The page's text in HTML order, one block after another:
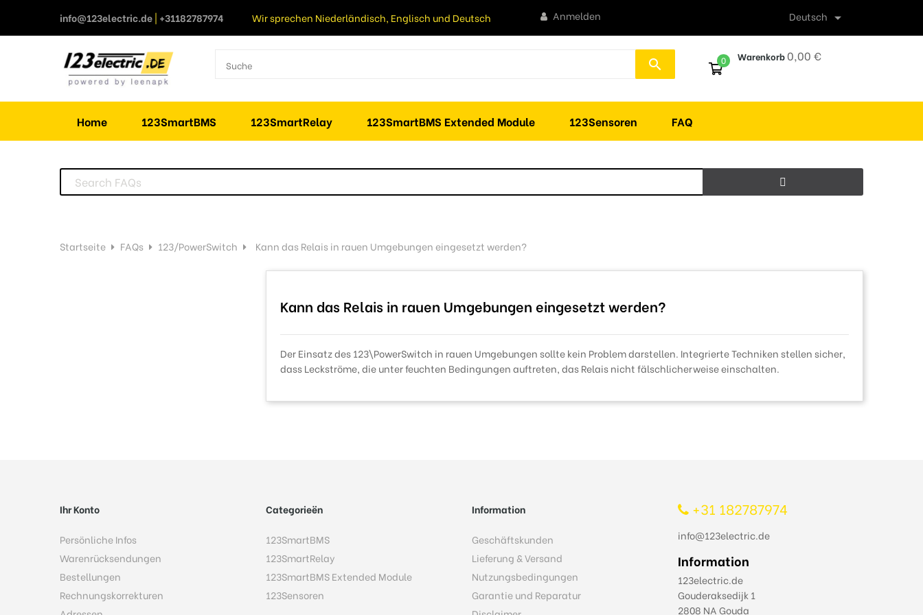
info@123electric.de| +31182787974 Wir sprechen Niederländisch, Englisch und Deutsch Deutsch 
Anmelden
search Warenkorb0,00 €
0
Home 123SmartBMS 123SmartRelay 123SmartBMS Extended Module 123Sensoren FAQ
Startseite FAQs 123/PowerSwitch Kann das Relais in rauen Umgebungen eingesetzt werden?
Kann das Relais in rauen Umgebungen eingesetzt werden?
Der Einsatz des 123\PowerSwitch in rauen Umgebungen sollte kein Problem darstellen. Integrierte Techniken stellen sicher,
dass Leckströme, die unter feuchten Bedingungen auftreten, das Relais nicht fälschlicherweise einschalten.
Ihr Konto
Persönliche Infos
Warenrücksendungen
Bestellungen
Rechnungskorrekturen
Categorieën
123SmartBMS
123SmartRelay
123SmartBMS Extended Module
123Sensoren
Information
Geschäftskunden
Lieferung & Versand
Nutzungsbedingungen
Garantie und Reparatur
+31 182787974
info@123electric.de
Information
123electric.de
Gouderaksedijk 1
2808 NA Gouda